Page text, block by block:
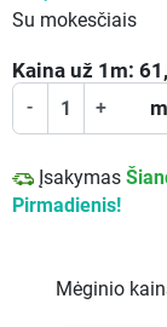
Su mokesčiais
Kaina už 1 m:
- + m
Įsakymas
Pirmadienis!
Mėginio